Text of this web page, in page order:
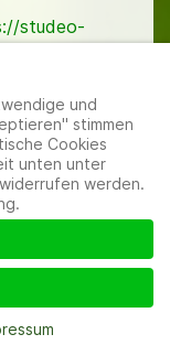
studeo-
|Cookie-
und
stimmen
Cookies
unten unter
werden.